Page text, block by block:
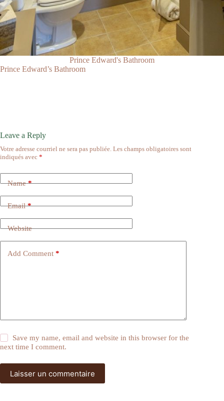
Prince Edward's Bathroom
Prince Edward’s Bathroom
Leave a Reply
Votre adresse courriel ne sera pas publiée. Les champs obligatoires sont
indiqués avec *
Name*
Email*
Website
Add Comment *
Save my name, email and website in this browser for the
next time I comment.
Laisser un commentaire